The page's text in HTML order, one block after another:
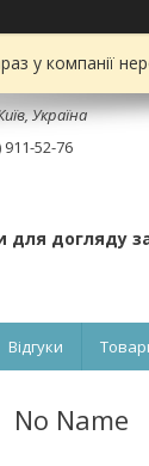
у компанії
Україна
911-52-76
для догляду
Відгуки
No Name